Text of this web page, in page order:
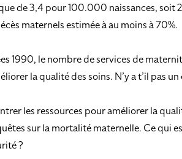
de 3,4 pour 100.000 naissances,
maternels estimée à au moins à 70%.
1990, le nombre de services de
la qualité des soins. N’y a t’il pas un
les ressources pour améliorer la
sur la mortalité maternelle. Ce qui
?